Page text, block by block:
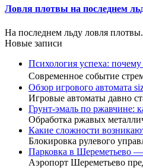
Ловля плотвы на последнем
На последнем льду ловля
Новые записи
Психология успеха:
Современное событие
Обзор игрового автомата
Игровые автоматы давно
Грунт-эмаль по ржавчине:
Обработка ржавых
Какие сложности
Блокировка рулевого
Парковка в Шереметьево —
Аэропорт Шереметьево